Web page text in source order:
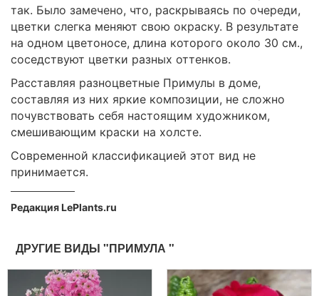
так. Было замечено, что, раскрываясь по очереди,
цветки слегка меняют свою окраску. В результате
на одном цветоносе, длина которого около 30 см.,
соседствуют цветки разных оттенков.
Расставляя разноцветные Примулы в доме,
составляя из них яркие композиции, не сложно
почувствовать себя настоящим художником,
смешивающим краски на холсте.
Современной классификацией этот вид не
принимается.
Редакция LePlants.ru
ДРУГИЕ ВИДЫ "ПРИМУЛА "